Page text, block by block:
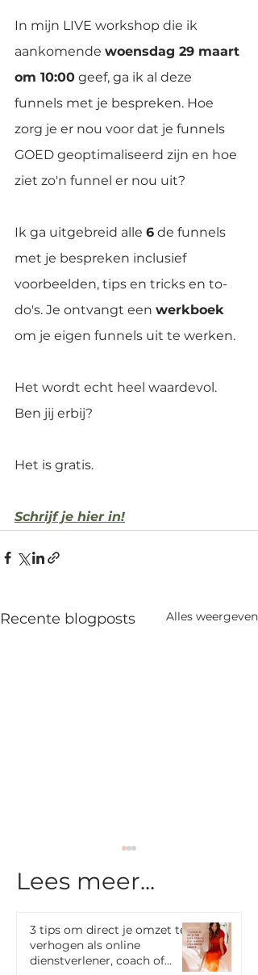
In mijn LIVE workshop die ik
aankomende woensdag 29 maart
om 10:00 geef, ga ik al deze
funnels met je bespreken. Hoe
zorg je er nou voor dat je funnels
GOED geoptimaliseerd zijn en hoe
ziet zo'n funnel er nou uit?
Ik ga uitgebreid alle 6 de funnels
met je bespreken inclusief
voorbeelden, tips en tricks en to-
do's. Je ontvangt een werkboek
om je eigen funnels uit te werken.
Het wordt echt heel waardevol.
Ben jij erbij?
Het is gratis.
Schrijf je hier in!
Recente blogposts Alles weergeven
Lees meer...
3 tips om direct je omzet te
verhogen als online
dienstverlener, coach of